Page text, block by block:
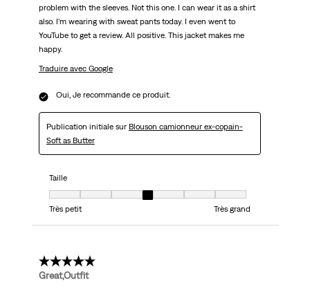
problem with the sleeves. Not this one. I can wear it as a shirt
also. I’m wearing with sweat pants today. I even went to
YouTube to get a review. All positive. This jacket makes me
happy.
Traduire avec Google
Oui, Je recommande ce produit.
Publication initiale sur Blouson camionneur ex-copain-
Soft as Butter
Taille
Taille, 4 sur 7, où 1 est égal à Très petit et 7 est égal à Très grand
Très petit
Très grand
5 étoile(s) sur 5.
Great,Outfit